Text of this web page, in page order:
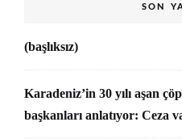
SON
(başlıksız)
Karadeniz’in 30 yılı aşan
başkanları anlatıyor: Ceza